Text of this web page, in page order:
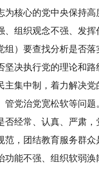
为核心的党中央保持高
、组织观念不强、发挥
组）要查找分析是否落
坚决执行党的理论和路
主集中制，着力解决党
管党治党宽松软等问题
否经常、认真、严肃，
范，团结教育服务群众
功能不强、组织软弱涣